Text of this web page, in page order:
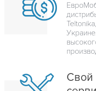
Свой